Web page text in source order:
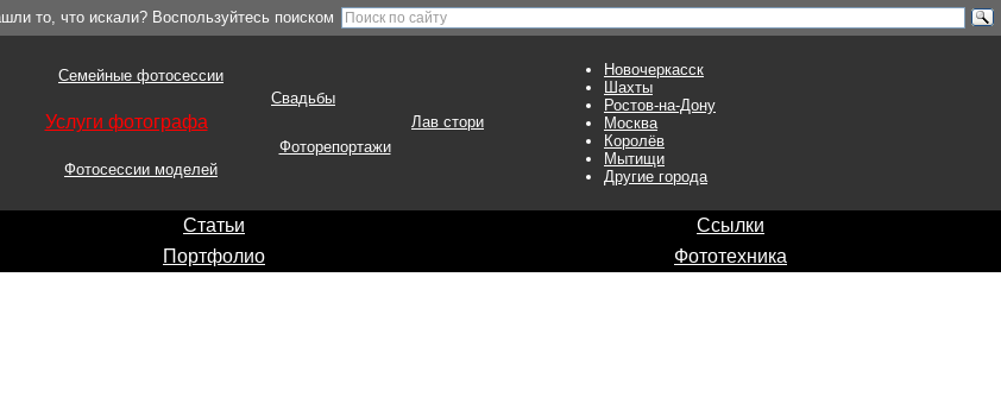
то, что искали? Воспользуйтесь поиском
Семейные фотосессии
Свадьбы
Услуги фотографа
Лав стори
Фоторепортажи
Фотосессии моделей
Новочеркасск
Шахты
Ростов-на-Дону
Москва
Королёв
Мытищи
Другие города
Статьи
Ссылки
Портфолио Фототехника